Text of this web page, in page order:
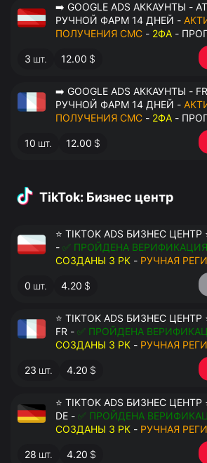
➡️ GOOGLE ADS АККАУНТЫ - AT ⭐ ГЕО
РУЧНОЙ ФАРМ 14 ДНЕЙ -
ПОЛУЧЕНИЯ СМС - 2ФА -
3 шт. 12.00 $
➡️ GOOGLE ADS АККАУНТЫ - FR ⭐ ГЕО
РУЧНОЙ ФАРМ 14 ДНЕЙ -
ПОЛУЧЕНИЯ СМС - 2ФА -
10 шт. 12.00 $
TikTok: Бизнес центр
⭐ TIKTOK ADS БИЗНЕС
- ✅ ПРОЙДЕНА
СОЗДАНЫ 3 РК - РУЧНАЯ
ДОСТУП К ПОЧТЕ - КУКИ -
ПЕРЕДАЧА В АНТИДЕТЕКТ
0 шт. 4.20 $
⭐ TIKTOK ADS БИЗНЕС
FR - ✅ ПРОЙДЕНА
СОЗДАНЫ 3 РК - РУЧНАЯ
ДОСТУП К ПОЧТЕ - КУКИ -
ПЕРЕДАЧА В АНТИДЕТЕКТ
23 шт. 4.20 $
⭐ TIKTOK ADS БИЗНЕС
DE - ✅ ПРОЙДЕНА
СОЗДАНЫ 3 РК - РУЧНАЯ
ДОСТУП К ПОЧТЕ - КУКИ -
ПЕРЕДАЧА В АНТИДЕТЕКТ
28 шт. 4.20 $